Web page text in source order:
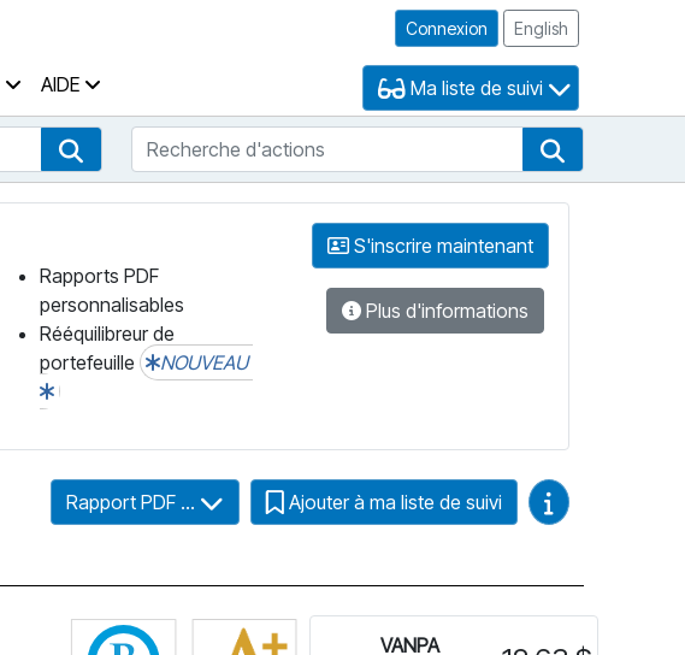
Connexion English
AIDE Ma liste de suivi
Recherche de FNB
Recherche d'actions
Rapports PDF
personnalisables
Rééquilibreur de
portefeuille
NOUVEAU
S'inscrire maintenant
Plus d'informations
Rapport PDF ... Ajouter à ma liste de suivi Guides vidéo
Cliquez pour plus d'informations sur FundGrade de Fundata
VANPA